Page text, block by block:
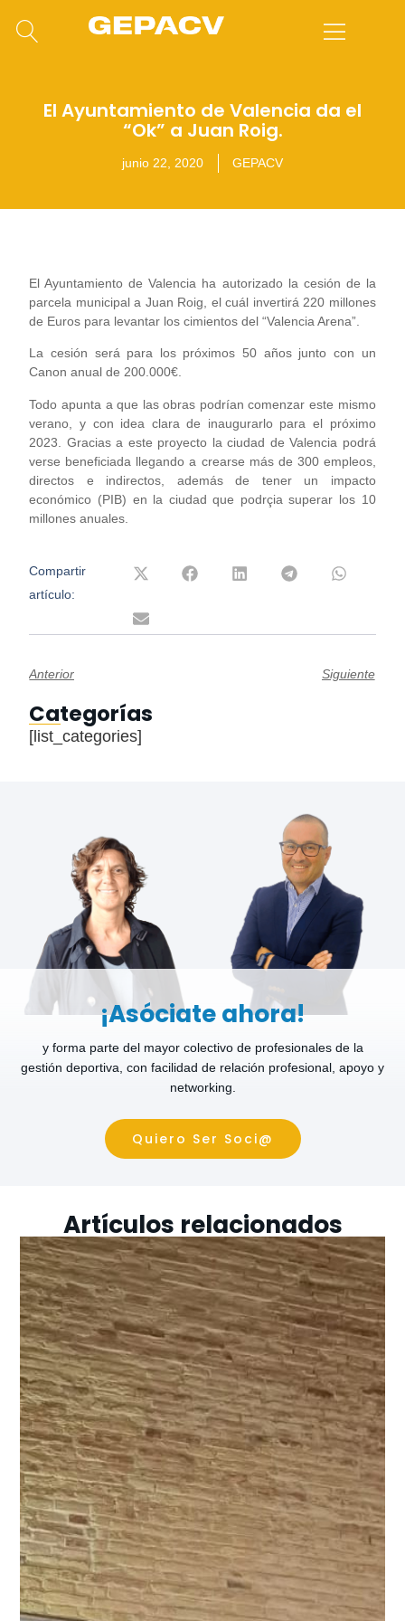
El Ayuntamiento de Valencia da el
“Ok” a Juan Roig.
junio 22, 2020 GEPACV
El Ayuntamiento de Valencia ha autorizado la cesión de la
parcela municipal a Juan Roig, el cuál invertirá 220 millones
de Euros para levantar los cimientos del “Valencia Arena”.
La cesión será para los próximos 50 años junto con un
Canon anual de 200.000€.
Todo apunta a que las obras podrían comenzar este mismo
verano, y con idea clara de inaugurarlo para el próximo
2023. Gracias a este proyecto la ciudad de Valencia podrá
verse beneficiada llegando a crearse más de 300 empleos,
directos e indirectos, además de tener un impacto
económico (PIB) en la ciudad que podrçia superar los 10
millones anuales.
Compartir
artículo:
Anterior Siguiente
Categorías
[list_categories]
¡Asóciate ahora!
y forma parte del mayor colectivo de profesionales de la
gestión deportiva, con facilidad de relación profesional, apoyo y
networking.
Quiero Ser Soci@
Artículos relacionados